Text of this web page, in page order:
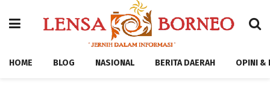
HOME BLOG NASIONAL BERITA DAERAH OPINI &